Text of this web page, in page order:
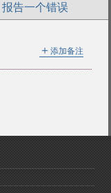
报告一个错误
＋ 添加备注